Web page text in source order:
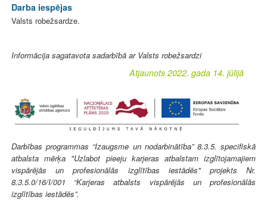
Darba iespējas
Valsts robežsardze.
Informācija sagatavota sadarbībā ar Valsts robežsardzi
Atjaunots 2022. gada 14. jūlijā
Darbības programmas “Izaugsme un nodarbinātība” 8.3.5. specifiskā
atbalsta mērķa "Uzlabot pieeju karjeras atbalstam izglītojamajiem
vispārējās un profesionālās izglītības iestādēs" projekts Nr.
8.3.5.0/16/I/001 “Karjeras atbalsts vispārējās un profesionālās
izglītības iestādēs”.